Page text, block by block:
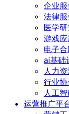
企业服
法律服
医学
游戏应
电子合
ai基础
人力
行业协
人工
运营推广平